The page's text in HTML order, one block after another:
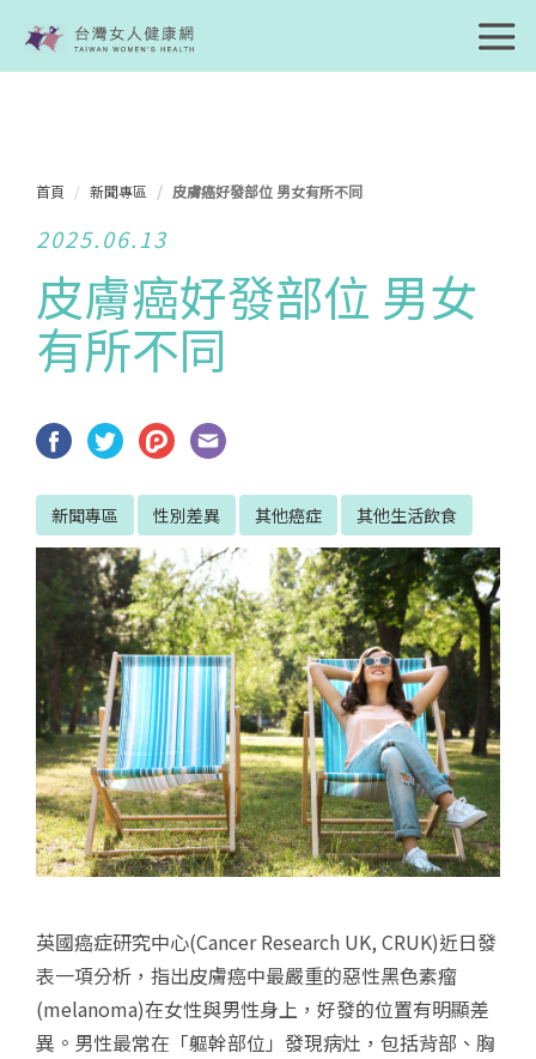
首頁 新聞專區 皮膚癌好發部位 男女有所不同
2025.06.13
皮膚癌好發部位 男女
有所不同
新聞專區 性別差異 其他癌症 其他生活飲食
英國癌症研究中心(Cancer Research UK, CRUK)近日發
表一項分析，指出皮膚癌中最嚴重的惡性黑色素瘤
(melanoma)在女性與男性身上，好發的位置有明顯差
異。男性最常在「軀幹部位」發現病灶，包括背部、胸